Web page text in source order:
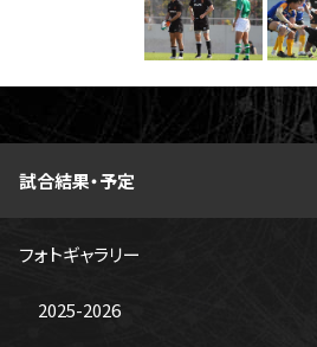
パートナー
試合結果・予定
フォトギャラリー
2025-2026